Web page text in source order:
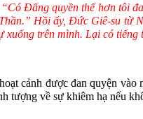
Đấng quyền thế hơn tôi
Hồi ấy, Đức Giê-su từ
xuống trên mình. Lại có
cảnh được đan quyện
tượng về sự khiêm hạ nếu